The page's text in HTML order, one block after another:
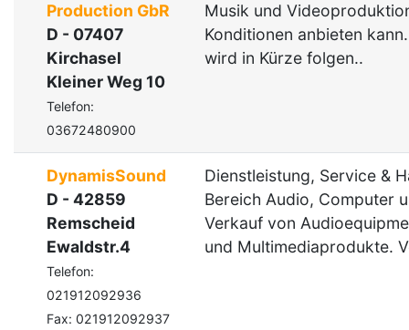
Production GbR
D - 07407
Kirchasel
Kleiner Weg 10
Telefon:
03672480900
Musik und
Konditionen anbieten
wird in Kürze folgen..
DynamisSound
D - 42859
Remscheid
Ewaldstr.4
Telefon:
021912092936
Fax: 021912092937
Dienstleistung, Service &
Bereich Audio, Computer
Verkauf von
und Multimediaprodukte.